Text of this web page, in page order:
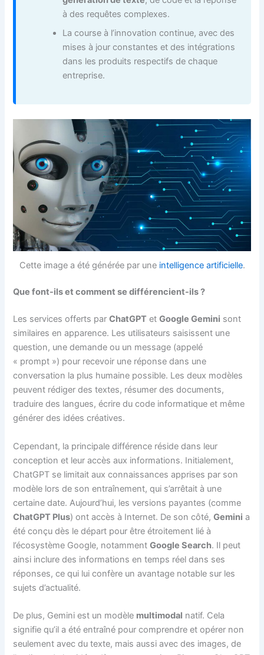
à des requêtes complexes.
La course à l’innovation continue, avec des
mises à jour constantes et des intégrations
dans les produits respectifs de chaque
entreprise.
Cette image a été générée par une intelligence artificielle.
Que font-ils et comment se différencient-ils ?
Les services offerts parChatGPT etGoogle Gemini sont
similaires en apparence. Les utilisateurs saisissent une
question, une demande ou un message (appelé
« prompt ») pour recevoir une réponse dans une
conversation la plus humaine possible. Les deux modèles
peuvent rédiger des textes, résumer des documents,
traduire des langues, écrire du code informatique et même
générer des idées créatives.
Cependant, la principale différence réside dans leur
conception et leur accès aux informations. Initialement,
ChatGPT se limitait aux connaissances apprises par son
modèle lors de son entraînement, qui s’arrêtait à une
certaine date. Aujourd’hui, les versions payantes (comme
ChatGPT Plus) ont accès à Internet. De son côté,Gemini a
été conçu dès le départ pour être étroitement lié à
l’écosystème Google, notammentGoogle Search. Il peut
ainsi inclure des informations en temps réel dans ses
réponses, ce qui lui confère un avantage notable sur les
sujets d’actualité.
De plus, Gemini est un modèle multimodal natif. Cela
signifie qu’il a été entraîné pour comprendre et opérer non
seulement avec du texte, mais aussi avec des images, de